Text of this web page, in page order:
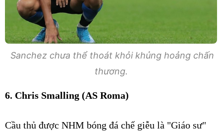
Sanchez chưa thể thoát khỏi khủng hoảng chấn
thương.
6. Chris Smalling (AS Roma)
Cầu thủ được NHM bóng đá chế giễu là "Giáo sư"